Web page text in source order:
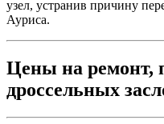
узел, устранив причину
Ауриса.
Цены на ремонт,
дроссельных